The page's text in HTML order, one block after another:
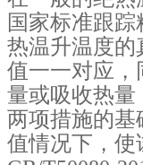
国家标准跟踪
热温升温度的
值一一对应，
量或吸收热量
两项措施的基
值情况下，使